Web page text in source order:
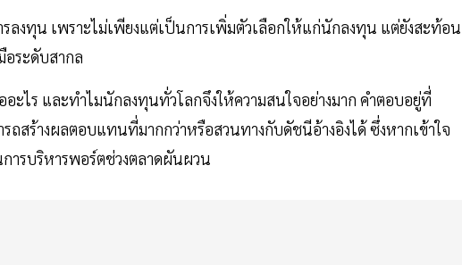
รลงทุน เพราะไม่เพียงแต่เป็นการเพิ่มตัวเลือกให้แก่นักลงทุน แต่ยังสะท้อน
ระดับสากล
ะไร และทำไมนักลงทุนทั่วโลกจึงให้ความสนใจอย่างมาก คำตอบอยู่ที่
สร้างผลตอบแทนที่มากกว่าหรือสวนทางกับดัชนีอ้างอิงได้ ซึ่งหากเข้าใจ
ารบริหารพอร์ตช่วงตลาดผันผวน